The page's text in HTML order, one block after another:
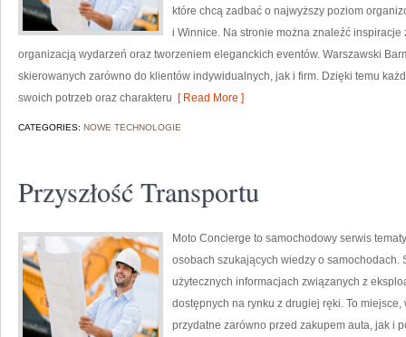
które chcą zadbać o najwyższy poziom
i Winnice. Na stronie można znaleźć
organizacją wydarzeń oraz tworzeniem eleganckich eventów. Warszawski
skierowanych zarówno do klientów indywidualnych, jak i firm. Dzięki temu
swoich potrzeb oraz charakteru [ Read More ]
CATEGORIES: NOWE TECHNOLOGIE
Przyszłość Transportu
Moto Concierge to samochodowy serwis
osobach szukających wiedzy o samochodach.
użytecznych informacjach związanych z
dostępnych na rynku z drugiej ręki. To
przydatne zarówno przed zakupem auta, jak i